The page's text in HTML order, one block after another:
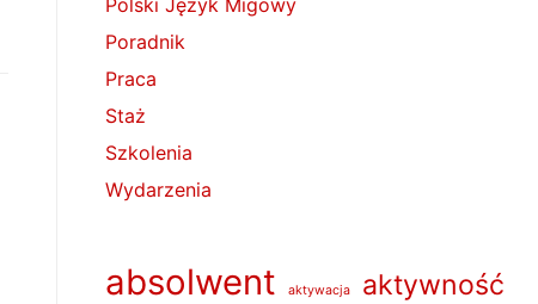
Poradnik
Praca
Staż
Szkolenia
Wydarzenia
absolwent aktywacja aktywność